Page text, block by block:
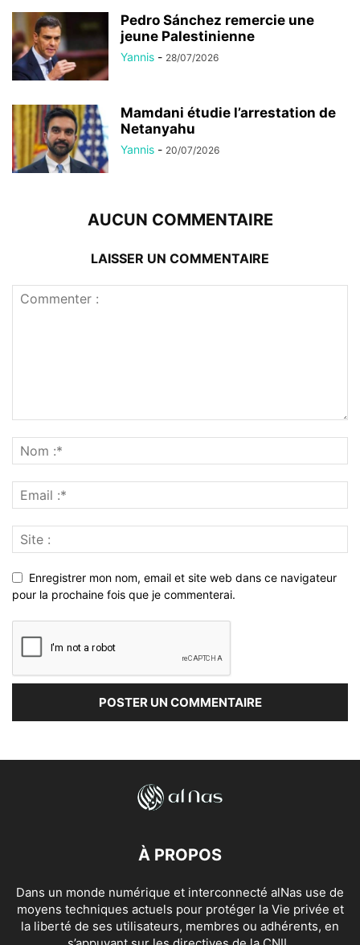
Pedro Sánchez remercie une
jeune Palestinienne
Yannis - 28/07/2026
Mamdani étudie l’arrestation de
Netanyahu
Yannis - 20/07/2026
AUCUN COMMENTAIRE
LAISSER UN COMMENTAIRE
Enregistrer mon nom, email et site web dans ce navigateur
pour la prochaine fois que je commenterai.
À PROPOS
Dans un monde numérique et interconnecté alNas use de
moyens techniques actuels pour protéger la Vie privée et
la liberté de ses utilisateurs, membres ou adhérents, en